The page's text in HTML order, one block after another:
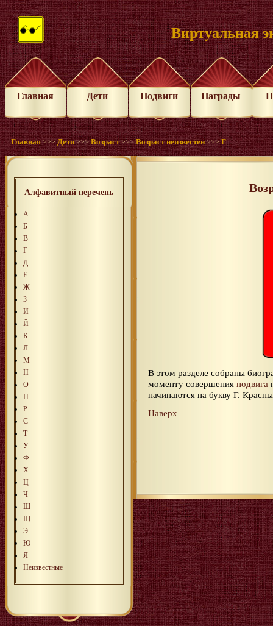
Виртуальная
Главная Дети Подвиги Награды
Главная >>>Дети >>>Возраст >>>Возраст неизвестен >>>Г
Алфавитный перечень
А
Б
В
Г
Д
Е
Ж
З
И
Й
К
Л
М
Н
О
П
Р
С
Т
У
Ф
Х
Ц
Ч
Ш
Щ
Э
Ю
Я
Неизвестные
В этом разделе собраны
моменту совершения подвига
начинаются на букву Г.
Наверх